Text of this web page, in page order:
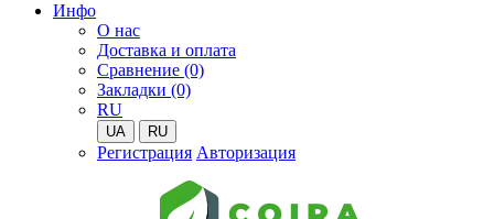
Инфо
О нас
Доставка и оплата
Сравнение (0)
Закладки (0)
RU
UA RU
Регистрация Авторизация